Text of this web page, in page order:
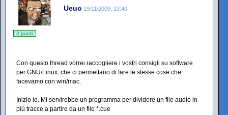
Ueuo 19/11/2009, 13:40
2 punti
Con questo thread vorrei raccogliere i vostri consigli su software
per GNU/Linux, che ci permettano di fare le stesse cose che
facevamo con win/mac.
Inizio io. Mi servirebbe un programma per dividere un file audio in
più tracce a partire da un file *.cue